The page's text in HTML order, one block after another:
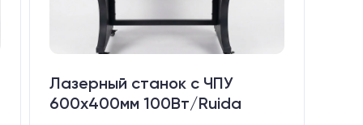
Лазерный станок c ЧПУ
600х400мм 100Вт/Ruida